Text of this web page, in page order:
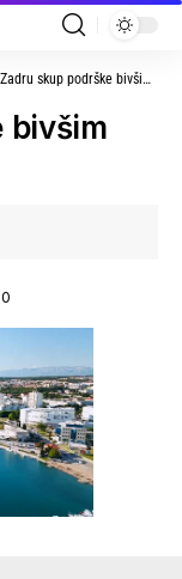
skup podrške bivšim vođama OVK
bivšim